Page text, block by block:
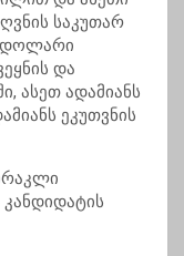
საკუთარ
დოლარი
და
ასეთ ადამიანს
ეკუთვნის